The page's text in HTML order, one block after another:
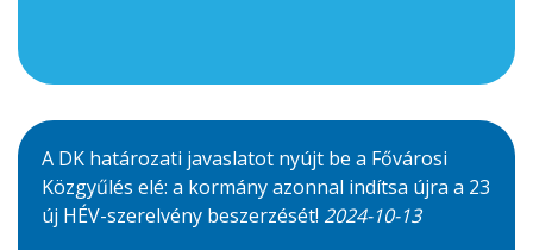
A DK határozati javaslatot nyújt be a Fővárosi
Közgyűlés elé: a kormány azonnal indítsa újra a 23
új HÉV-szerelvény beszerzését! 2024-10-13